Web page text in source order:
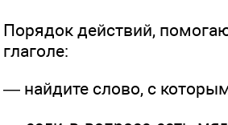
Порядок действий,
глаголе:
— найдите слово, с которым